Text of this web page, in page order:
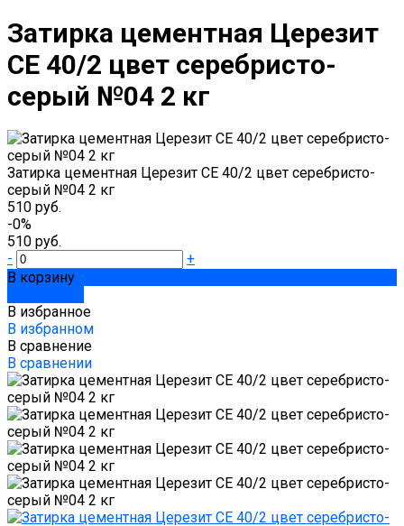
Затирка цементная Церезит
CE 40/2 цвет серебристо-
серый №04 2 кг
Затирка цементная Церезит CE 40/2 цвет серебристо-
серый №04 2 кг
510 руб.
-0%
510 руб.
-
+
В корзину
В избранное
В избранном
В сравнение
В сравнении